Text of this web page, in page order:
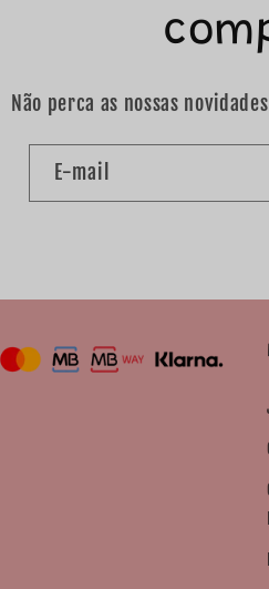
Não perca as nossas
E-mail